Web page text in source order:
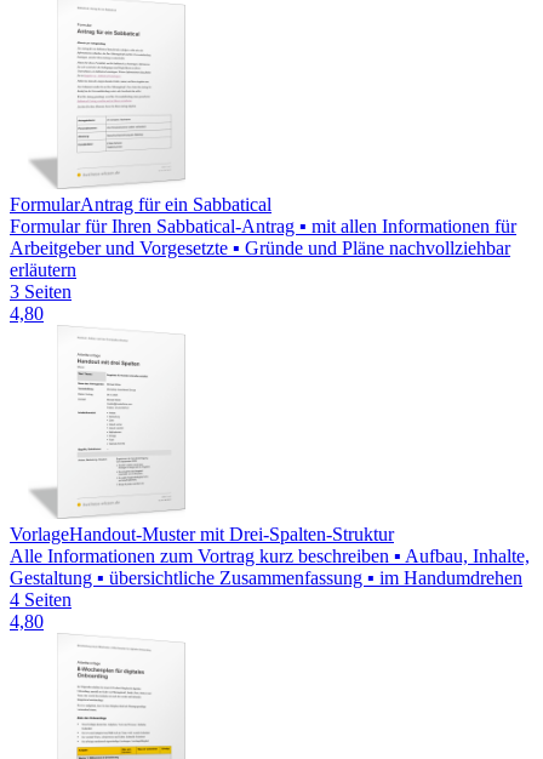
FormularAntrag für ein Sabbatical
Formular für Ihren Sabbatical-Antrag ▪ mit allen Informationen für
Arbeitgeber und Vorgesetzte ▪ Gründe und Pläne nachvollziehbar
erläutern
3 Seiten
4,80
VorlageHandout-Muster mit Drei-Spalten-Struktur
Alle Informationen zum Vortrag kurz beschreiben ▪ Aufbau, Inhalte,
Gestaltung ▪ übersichtliche Zusammenfassung ▪ im Handumdrehen
4 Seiten
4,80